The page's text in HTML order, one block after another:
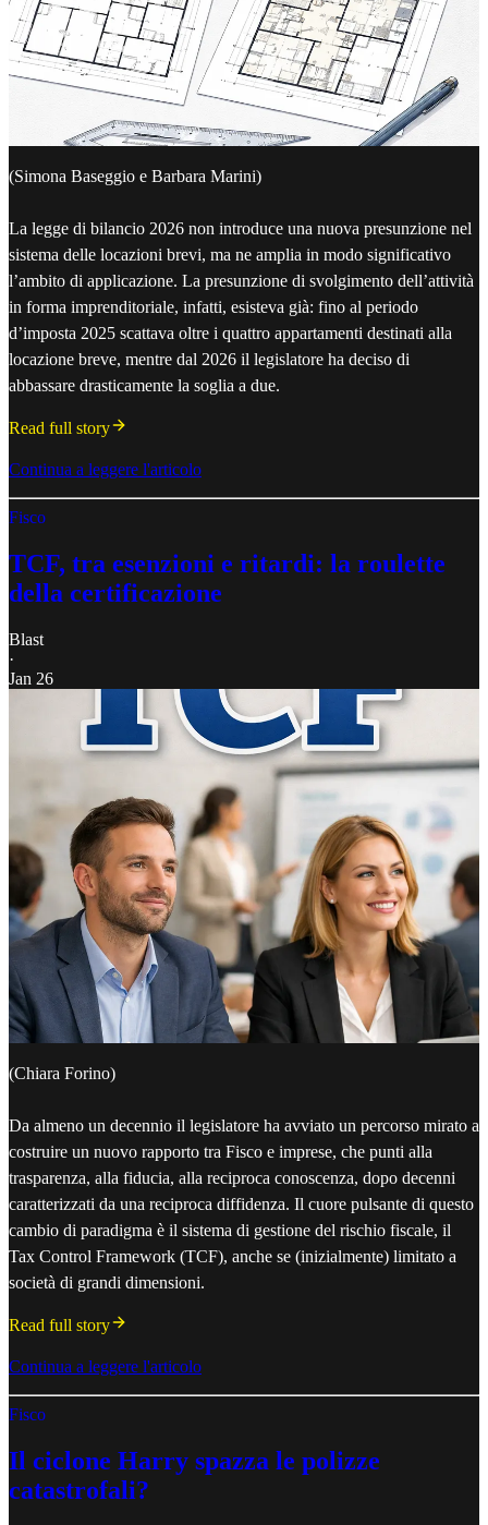
(Simona Baseggio e Barbara Marini)
La legge di bilancio 2026 non introduce una nuova presunzione nel
sistema delle locazioni brevi, ma ne amplia in modo significativo
l’ambito di applicazione. La presunzione di svolgimento dell’attività
in forma imprenditoriale, infatti, esisteva già: fino al periodo
d’imposta 2025 scattava oltre i quattro appartamenti destinati alla
locazione breve, mentre dal 2026 il legislatore ha deciso di
abbassare drasticamente la soglia a due.
Read full story
Continua a leggere l'articolo
Fisco
TCF, tra esenzioni e ritardi: la roulette
della certificazione
Blast
·
Jan 26
(Chiara Forino)
Da almeno un decennio il legislatore ha avviato un percorso mirato a
costruire un nuovo rapporto tra Fisco e imprese, che punti alla
trasparenza, alla fiducia, alla reciproca conoscenza, dopo decenni
caratterizzati da una reciproca diffidenza. Il cuore pulsante di questo
cambio di paradigma è il sistema di gestione del rischio fiscale, il
Tax Control Framework (TCF), anche se (inizialmente) limitato a
società di grandi dimensioni.
Read full story
Continua a leggere l'articolo
Fisco
Il ciclone Harry spazza le polizze
catastrofali?